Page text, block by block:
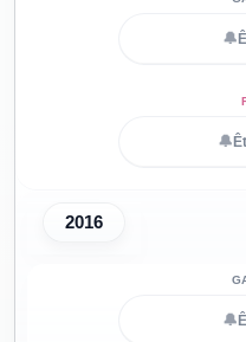
🔔
🔔
2016
🔔